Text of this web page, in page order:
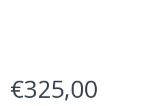
€325,00